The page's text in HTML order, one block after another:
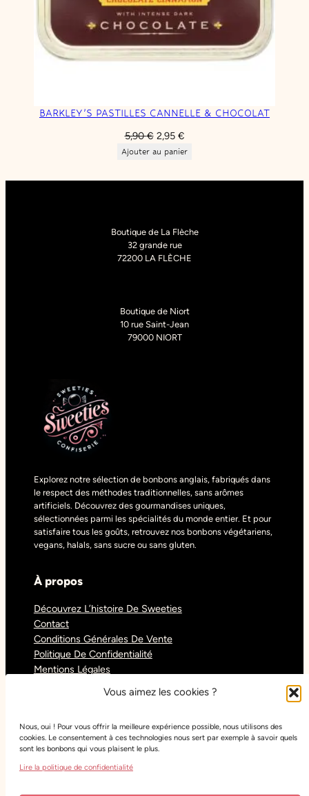
Vous aimez les cookies ?
Nous, oui ! Pour vous offrir la meilleure expérience possible, nous utilisons des
cookies. Le consentement à ces technologies nous sert par exemple à savoir quels
sont les bonbons qui vous plaisent le plus.
Lire la politique de confidentialité
BARKLEY’S PASTILLES CANNELLE & CHOCOLAT
5,90€ Le
prix
était :
2,95 €Le
prix
est :
Ajouter au panier
Boutique de La Flèche
32 grande rue
72200 LA FLÈCHE
Boutique de Niort
10 rue Saint-Jean
79000 NIORT
Explorez notre sélection de bonbons anglais, fabriqués dans
le respect des méthodes traditionnelles, sans arômes
artificiels. Découvrez des gourmandises uniques,
sélectionnées parmi les spécialités du monde entier. Et pour
satisfaire tous les goûts, retrouvez nos bonbons végétariens,
vegans, halals, sans sucre ou sans gluten.
À propos
Découvrez L’histoire De Sweeties
Contact
Conditions Générales De Vente
Politique De Confidentialité
Mentions Légales
Réseaux sociaux
Instagram